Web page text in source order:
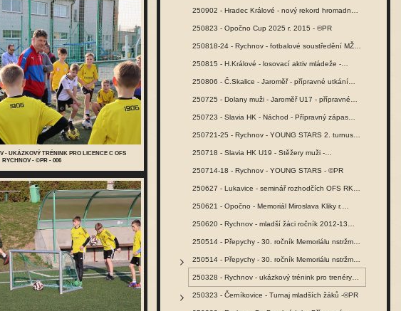
- UKÁZKOVÝ TRÉNINK PRO LICENCE C OFS
RYCHNOV - ©PR - 006
250823 - Opočno Cup 2025 r. 2015 - ©PR
250818-24 - Rychnov - fotbalové soustředění MŽ -…
250815 - H.Králové - losovací aktiv mládeže -…
250806 - Č.Skalice - Jaroměř - přípravné utkání…
250725 - Dolany muži - Jaroměř U17 - přípravné…
250723 - Slavia HK - Náchod - Přípravný zápas…
250721-25 - Rychnov - YOUNG STARS 2. turnus -…
250718 - Slavia HK U19 - Stěžery muži -…
250714-18 - Rychnov - YOUNG STARS - ©PR
250621 - Opočno - Memoriál Miroslava Kliky r.…
250620 - Rychnov - mladší žáci ročník 2012-13…
250514 - Přepychy - 30. ročník Memoriálu nstržm.…
250514 - Přepychy - 30. ročník Memoriálu nstržm.…
250328 - Rychnov - ukázkový trénink pro trenéry…
250323 - Černíkovice - Turnaj mladších žáků -©PR